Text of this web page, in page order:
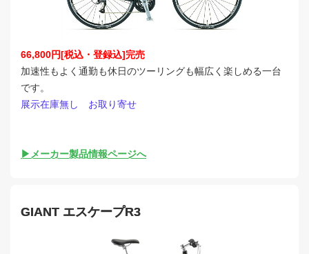
66,800円[税込・登録込]完売
加速性もよく通勤も休日のツーリングも幅広く楽しめる一台
です。
展示在庫無し お取り寄せ
▶メーカー製品情報ページへ
GIANT エスケープR3